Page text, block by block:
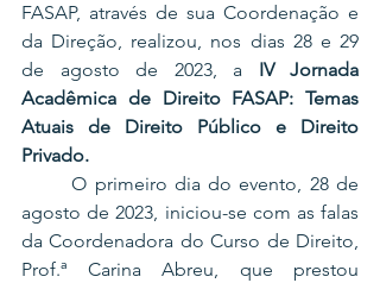
FASAP, através de sua Coordenação e
da Direção, realizou, nos dias 28 e 29
de agosto de 2023, a IV Jornada
Acadêmica de Direito FASAP: Temas
Atuais de Direito Público e Direito
Privado.
	O primeiro dia do evento, 28 de
agosto de 2023, iniciou-se com as falas
da Coordenadora do Curso de Direito,
Prof.ª Carina Abreu, que prestou